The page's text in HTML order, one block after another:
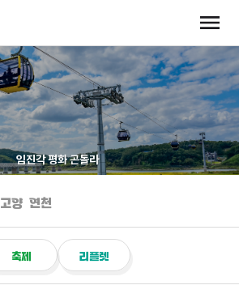
임진각 평화 곤돌라
고양 연천
축제 리플렛